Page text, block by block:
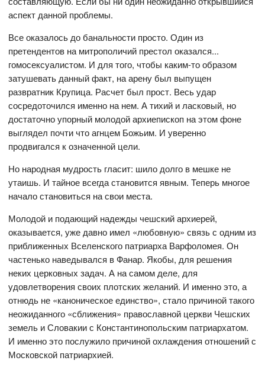
аспект данной проблемы.
Все оказалось до банальности просто. Один из
претендентов на митрополичий престол оказался...
гомосексуалистом. И для того, чтобы каким-то образом
затушевать данный факт, на арену был выпущен
развратник Крупица. Расчет был прост. Весь удар
сосредоточился именно на нем. А тихий и ласковый, но
достаточно упорный молодой архиепископ на этом фоне
выглядел почти что агнцем Божьим. И уверенно
продвигался к означенной цели.
Но народная мудрость гласит: шило долго в мешке не
утаишь. И тайное всегда становится явным. Теперь многое
начало становиться на свои места.
Молодой и подающий надежды чешский архиерей,
оказывается, уже давно имел «любовную» связь с одним из
приближенных Вселенского патриарха Варфоломея. Он
частенько наведывался в Фанар. Якобы, для решения
неких церковных задач. А на самом деле, для
удовлетворения своих плотских желаний. И именно это, а
отнюдь не «каноническое единство», стало причиной такого
неожиданного «сближения» православной церкви Чешских
земель и Словакии с Константинопольским патриархатом.
И именно это послужило причиной охлаждения отношений с
Московской патриархией.